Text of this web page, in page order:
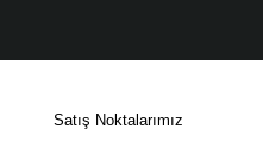
Satış Noktalarımız